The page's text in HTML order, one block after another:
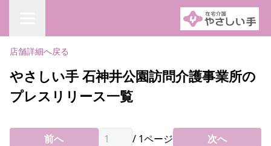
店舗詳細へ戻る
やさしい手 石神井公園訪問介護事業所の
プレスリリース一覧
前へ / 1ページ 次へ